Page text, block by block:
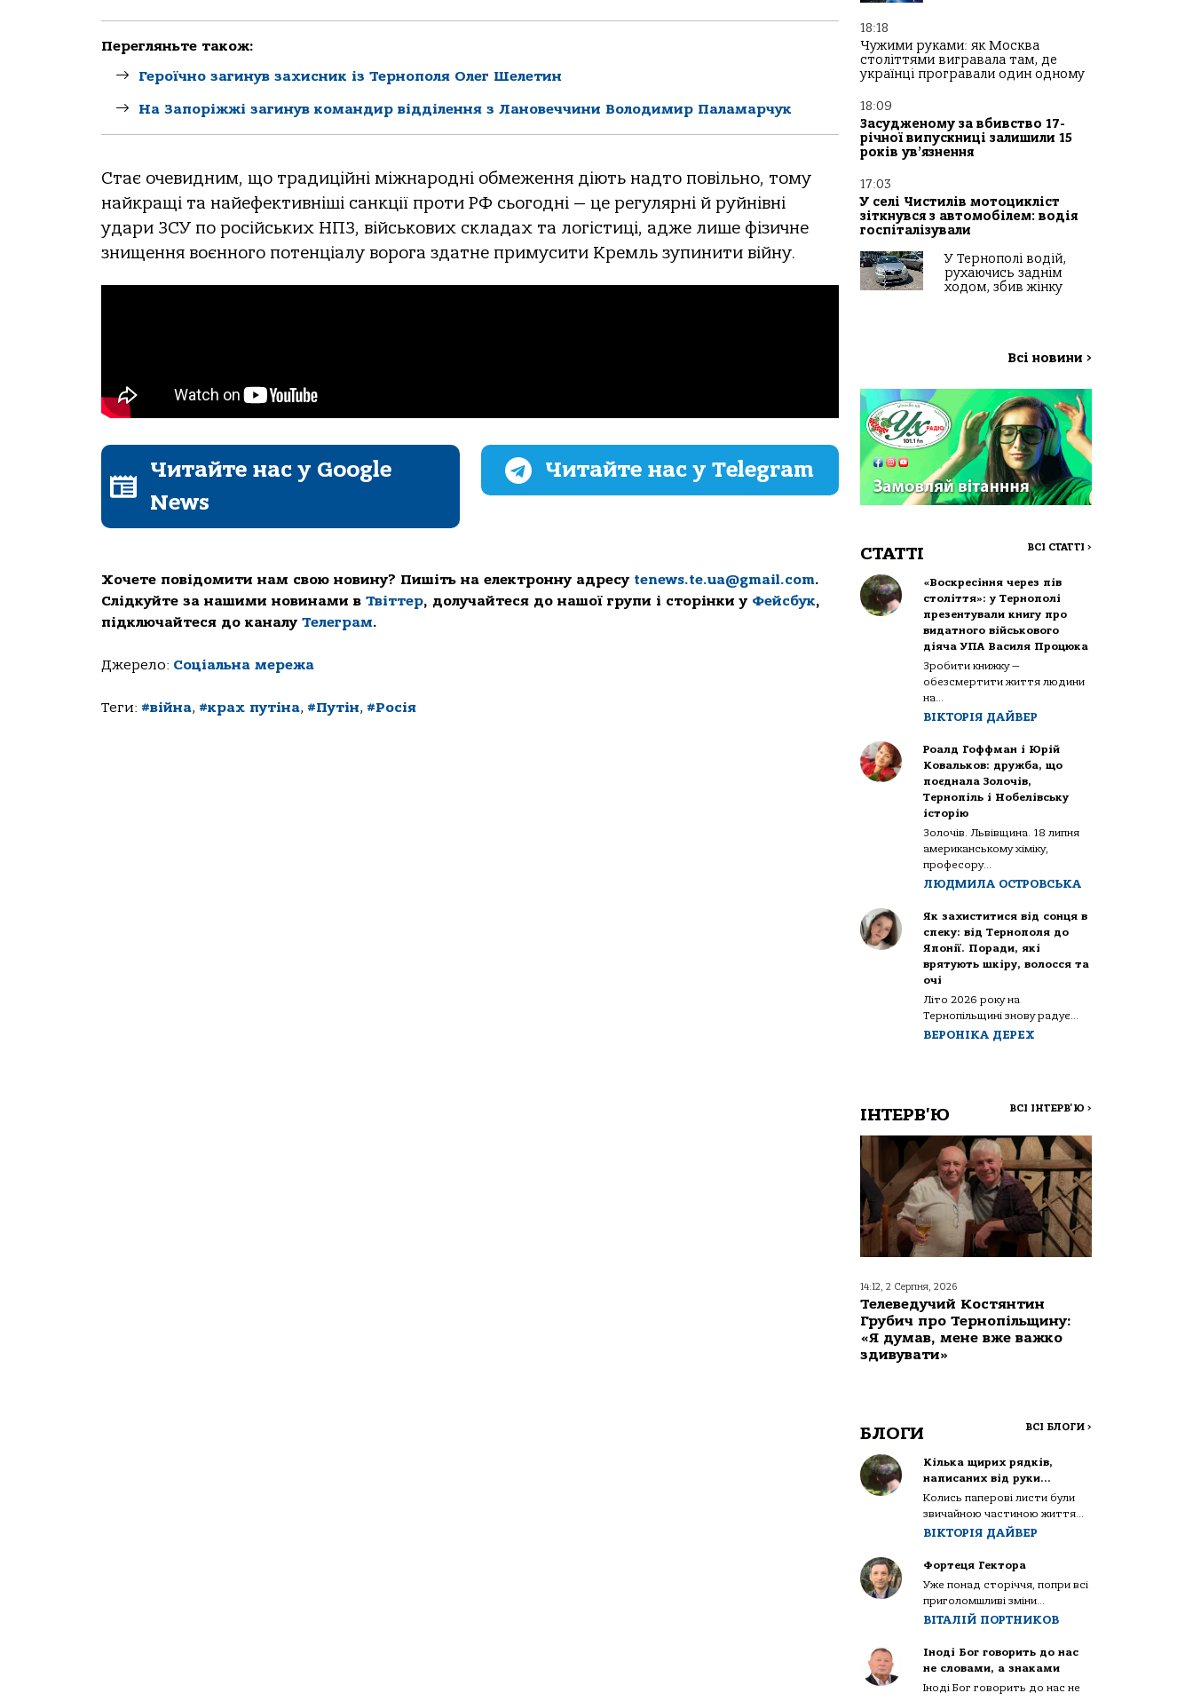
Перегляньте також:
Героїчно загинув захисник із Тернополя Олег Шелетин
На Запоріжжі загинув командир відділення з Лановеччини Володимир Паламарчук
Стає очевидним, що традиційні міжнародні обмеження діють надто повільно, тому
найкращі та найефективніші санкції проти РФ сьогодні — це регулярні й руйнівні
удари ЗСУ по російських НПЗ, військових складах та логістиці, адже лише фізичне
знищення воєнного потенціалу ворога здатне примусити Кремль зупинити війну.
Читайте нас у Google
News
Читайте нас у Telegram
Хочете повідомити нам свою новину? Пишіть на електронну адресу tenews.te.ua@gmail.com.
Слідкуйте за нашими новинами в Твіттер, долучайтеся до нашої групи і сторінки у Фейсбук,
підключайтеся до каналу Телеграм.
Джерело: Соціальна мережа
Теги: #війна, #крах путіна, #Путін, #Росія
18:18
Чужими руками: як Москва
століттями вигравала там, де
українці програвали один одному
18:09
Засудженому за вбивство 17-
річної випускниці залишили 15
років ув’язнення
17:03
У селі Чистилів мотоцикліст
зіткнувся з автомобілем: водія
госпіталізували
У Тернополі водій,
рухаючись заднім
ходом, збив жінку
Всі новини >
СТАТТІ ВСІ СТАТТІ >
«Воскресіння через пів
століття»: у Тернополі
презентували книгу про
видатного військового
діяча УПА Василя Процюка
Зробити книжку —
обезсмертити життя людини
на...
ВІКТОРІЯ ДАЙВЕР
Роалд Гоффман і Юрій
Ковальков: дружба, що
поєднала Золочів,
Тернопіль і Нобелівську
історію
Золочів. Львівщина. 18 липня
американському хіміку,
професору...
ЛЮДМИЛА ОСТРОВСЬКА
Як захиститися від сонця в
спеку: від Тернополя до
Японії. Поради, які
врятують шкіру, волосся та
очі
Літо 2026 року на
Тернопільщині знову радує...
ВЕРОНІКА ДЕРЕХ
ІНТЕРВ'Ю ВСІ ІНТЕРВ'Ю >
14:12, 2 Серпня, 2026
Телеведучий Костянтин
Грубич про Тернопільщину:
«Я думав, мене вже важко
здивувати»
БЛОГИ ВСІ БЛОГИ >
Кілька щирих рядків,
написаних від руки…
Колись паперові листи були
звичайною частиною життя...
ВІКТОРІЯ ДАЙВЕР
Фортеця Гектора
Уже понад сторіччя, попри всі
приголомшливі зміни...
ВІТАЛІЙ ПОРТНИКОВ
Іноді Бог говорить до нас
не словами, а знаками
Іноді Бог говорить до нас не